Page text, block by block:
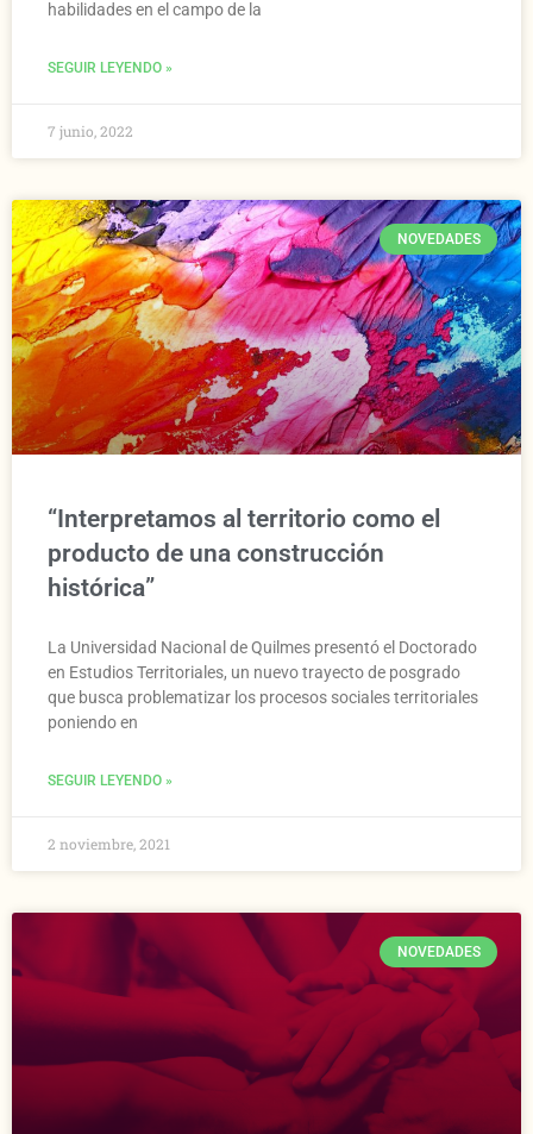
habilidades en el campo de la
SEGUIR LEYENDO »
7 junio, 2022
NOVEDADES
“Interpretamos al territorio como el
producto de una construcción
histórica”
La Universidad Nacional de Quilmes presentó el Doctorado
en Estudios Territoriales, un nuevo trayecto de posgrado
que busca problematizar los procesos sociales territoriales
poniendo en
SEGUIR LEYENDO »
2 noviembre, 2021
NOVEDADES